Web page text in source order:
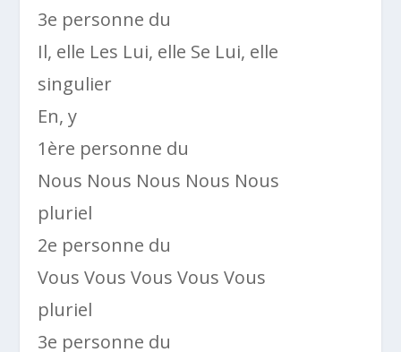
3e personne du
Il, elle Les Lui, elle Se Lui, elle
singulier
En, y
1ère personne du
Nous Nous Nous Nous Nous
pluriel
2e personne du
Vous Vous Vous Vous Vous
pluriel
3e personne du